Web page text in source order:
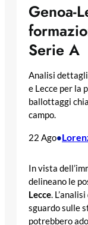
Genoa-
Serie A
Analisi
e Lecce per la
ballottaggi
campo.
22 Ago•
In vista
delineano le
Lecce.
sguardo sulle
potrebbero